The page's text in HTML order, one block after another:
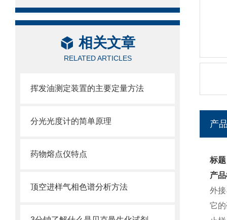
相关文章
RELATED ARTICLES
挥发油测定装置的主要定量方法
分光光度计的简单原理
药物熔点仪特点
顶空进样气相色谱分析方法
产
标
产
外
它